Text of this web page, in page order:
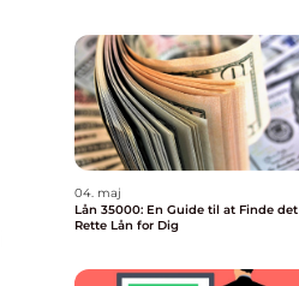
04. maj
Lån 35000: En Guide til at Finde det
Rette Lån for Dig